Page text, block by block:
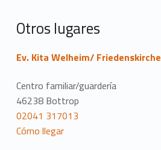
Otros lugares
Ev. Kita Welheim/ Friedenskirche
Centro familiar/guardería
46238 Bottrop
02041 317013
Cómo llegar